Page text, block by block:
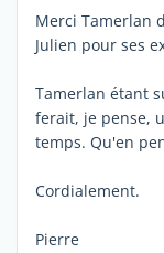
Merci Tamerlan
Julien pour ses
Tamerlan étant
ferait, je pense,
temps. Qu'en
Cordialement.
Pierre